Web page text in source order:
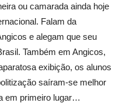
ou camarada ainda hoje
Falam da
e alegam que seu
Também em Angicos,
exibição, os alunos
saíram-se melhor
em primeiro lugar…